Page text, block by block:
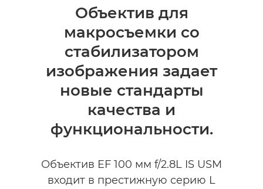
Общая информация
Технические характеристики
Объектив для
макросъемки со
стабилизатором
изображения задает
новые стандарты
качества и
функциональности.
Объектив EF 100 мм f/2.8L IS USM
входит в престижную серию L